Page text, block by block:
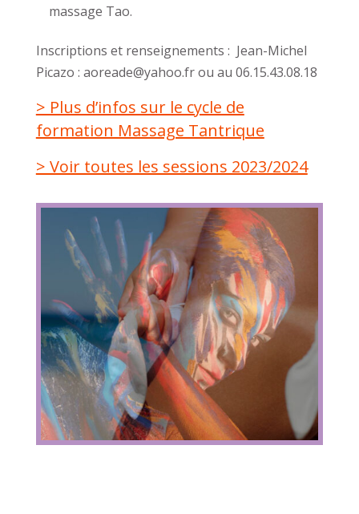
massage Tao.
Inscriptions et renseignements : Jean-Michel
Picazo : aoreade@yahoo.fr ou au 06.15.43.08.18
> Plus d’infos sur le cycle de
formation Massage Tantrique
> Voir toutes les sessions 2023/2024